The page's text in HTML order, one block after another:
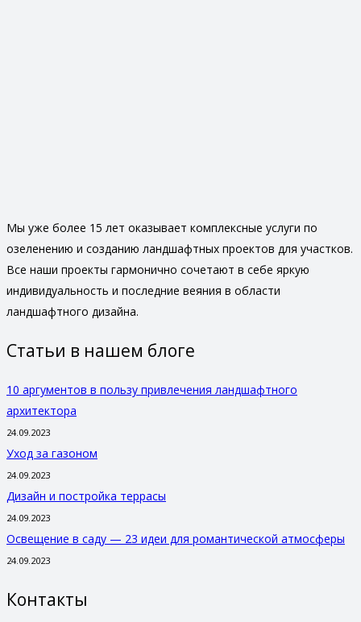
Мы уже более 15 лет оказывает комплексные услуги по
озеленению и созданию ландшафтных проектов для участков.
Все наши проекты гармонично сочетают в себе яркую
индивидуальность и последние веяния в области
ландшафтного дизайна.
Статьи в нашем блоге
10 аргументов в пользу привлечения ландшафтного
архитектора
24.09.2023
Уход за газоном
24.09.2023
Дизайн и постройка террасы
24.09.2023
Освещение в саду — 23 идеи для романтической атмосферы
24.09.2023
Контакты